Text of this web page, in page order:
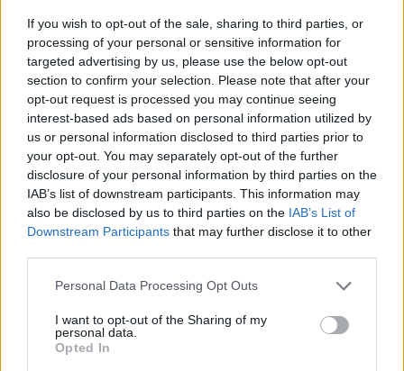
If you wish to opt-out of the sale, sharing to third parties, or
processing of your personal or sensitive information for
targeted advertising by us, please use the below opt-out
section to confirm your selection. Please note that after your
opt-out request is processed you may continue seeing
interest-based ads based on personal information utilized by
us or personal information disclosed to third parties prior to
your opt-out. You may separately opt-out of the further
disclosure of your personal information by third parties on the
IAB’s list of downstream participants. This information may
also be disclosed by us to third parties on the IAB’s List of
Downstream Participants that may further disclose it to other
Personal Data Processing Opt Outs
I want to opt-out of the Sharing of my
personal data.
Opted In
Κοντογεώργοςαπό την Ευρυτανία.
Συμμετείχαν επίσης οι χωρικοί Αντιπεριφερειάρχες, ο
Πρόεδρος της Περιφερειακής Ένωσης Δήμων Στερεάς
Ελλάδας και Δήμαρχος Καρπενησίου κ. Νίκος
Σουλιώτης, οι δήμαρχοι κ.κ. Ευθύμιος Καραΐσκος
(Λαμιέων), Παναγιώτης Ταγκαλής (Δελφών), Ιωάννης
Ταγκαλέγκας (Λεβαδέων), Γιάννης Σταθάς (Διστόμου –
Αράχοβας – Αντίκυρας), Λευτέρης Ραβιόλος
(Καρύστου), Γιώργος Αναστασίου (Θηβών), Θανάσης
Ζεκεντές (Λοκρών), Γιάννης Κοντζιάς (Ιστιαίας –
Αιδηψού), Αθανασία Στιβακτή (Αμφίκλειας-Ελάτειας),
Αντιδήμαρχος Τουρισμού – Προγραμματισμού και
Ηλεκτρονικής Διακυβέρνησης Δήμου Χαλκιδέων κ.